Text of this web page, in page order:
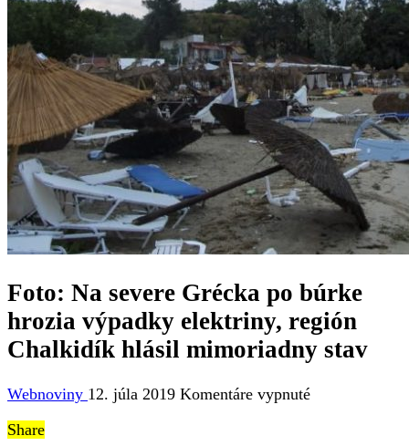
Foto: Na severe Grécka po búrke
hrozia výpadky elektriny, región
Chalkidík hlásil mimoriadny stav
Webnoviny 12. júla 2019 Komentáre vypnuténa
Share